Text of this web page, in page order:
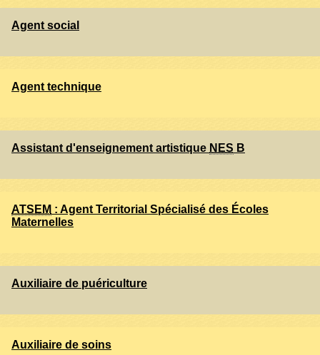
Agent social
Agent technique
Assistant d'enseignement artistique NES B
ATSEM : Agent Territorial Spécialisé des Écoles
Maternelles
Auxiliaire de puériculture
Auxiliaire de soins